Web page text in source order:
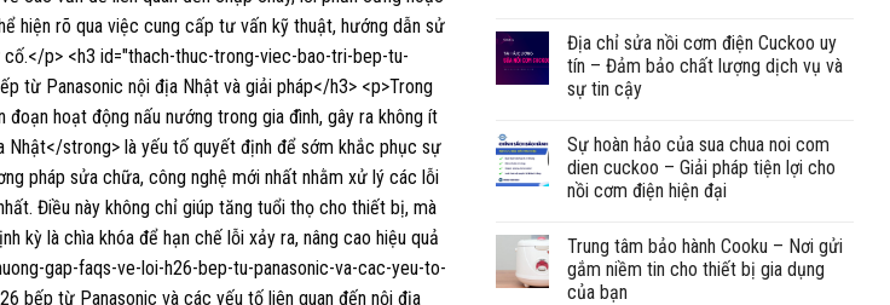
Địa chỉ sửa nồi cơm điện Cuckoo uy
tín – Đảm bảo chất lượng dịch vụ và
sự tin cậy
Sự hoàn hảo của sua chua noi com
dien cuckoo – Giải pháp tiện lợi cho
nồi cơm điện hiện đại
Trung tâm bảo hành Cooku – Nơi gửi
gắm niềm tin cho thiết bị gia dụng
của bạn